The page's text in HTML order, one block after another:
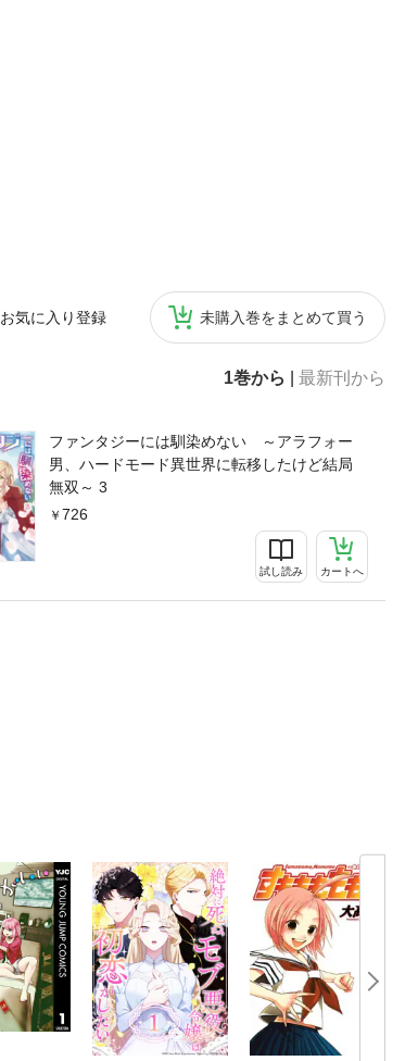
お気に入り登録 未購入巻をまとめて買う
1巻から 最新刊から
ファンタジーには馴染めない ～アラフォー
男、ハードモード異世界に転移したけど結局
無双～ 3
726
試し読み カートへ